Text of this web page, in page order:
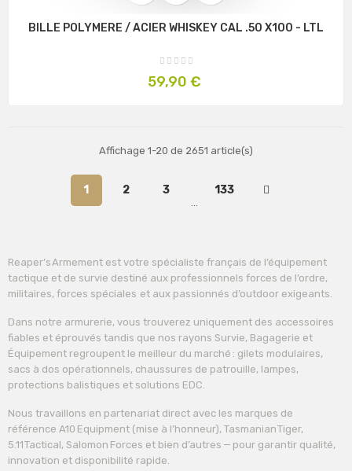
BILLE POLYMERE / ACIER WHISKEY CAL .50 X100 - LTL
Prix
59,90 €
Affichage 1-20 de 2651 article(s)
1 2 3 133
Reaper’s Armement est votre spécialiste français de l’équipement
tactique et de survie destiné aux professionnels forces de l’ordre,
militaires, forces spéciales et aux passionnés d’outdoor exigeants.
Dans notre armurerie, vous trouverez uniquement des accessoires
fiables et éprouvés tandis que nos rayons Survie, Bagagerie et
Équipement regroupent le meilleur du marché : gilets modulaires,
sacs à dos opérationnels, chaussures de patrouille, lampes,
protections balistiques et solutions EDC.
Nous travaillons en partenariat direct avec les marques de
référence A10 Equipment (mise à l’honneur), Tasmanian Tiger,
5.11 Tactical, Salomon Forces et bien d’autres — pour garantir qualité,
innovation et disponibilité rapide.